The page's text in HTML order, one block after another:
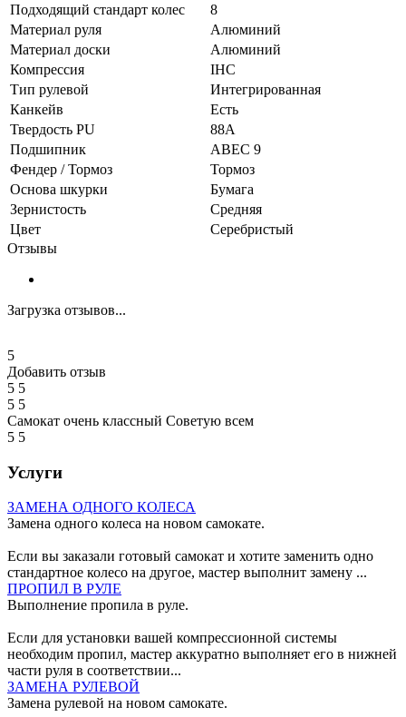
Подходящий стандарт колес
8
Материал руля
Алюминий
Материал доски
Алюминий
Компрессия
IHC
Тип рулевой
Интегрированная
Канкейв
Есть
Твердость PU
88A
Подшипник
ABEC 9
Фендер / Тормоз
Тормоз
Основа шкурки
Бумага
Зернистость
Средняя
Цвет
Серебристый
Отзывы
Загрузка отзывов...
5
Добавить отзыв
5 5
5 5
Самокат очень классный Советую всем
5 5
Услуги
ЗАМЕНА ОДНОГО КОЛЕСА
Замена одного колеса на новом самокате.
Если вы заказали готовый самокат и хотите заменить одно
стандартное колесо на другое, мастер выполнит замену ...
ПРОПИЛ В РУЛЕ
Выполнение пропила в руле.
Если для установки вашей компрессионной системы
необходим пропил, мастер аккуратно выполняет его в нижней
части руля в соответствии...
ЗАМЕНА РУЛЕВОЙ
Замена рулевой на новом самокате.